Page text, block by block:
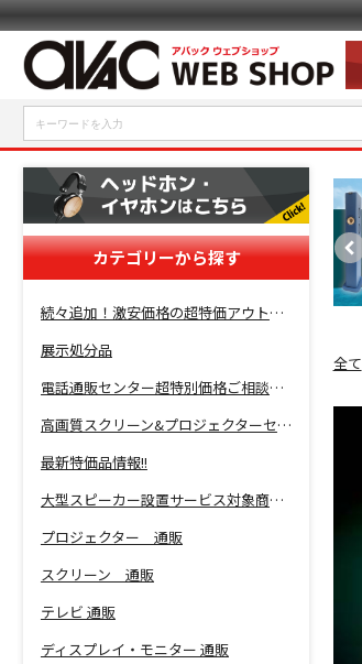
カテゴリーから探す
続々追加！激安価格の超特価アウトレットセール開催！
展示処分品
電話通販センター超特別価格ご相談コーナー！
高画質スクリーン&プロジェクターセット超特価！
最新特価品情報!!
大型スピーカー設置サービス対象商品！
プロジェクター 通販
スクリーン 通販
テレビ 通販
ディスプレイ・モニター 通販
全て